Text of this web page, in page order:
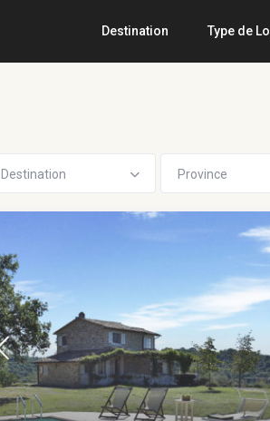
Destination Type de
Destination Province